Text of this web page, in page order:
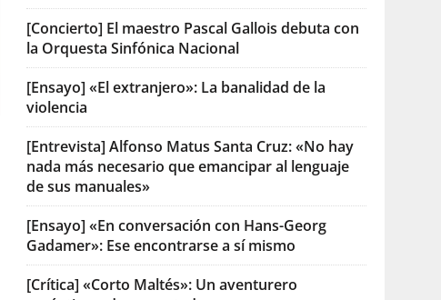
[Concierto] El maestro Pascal Gallois debuta con
la Orquesta Sinfónica Nacional
[Ensayo] «El extranjero»: La banalidad de la
violencia
[Entrevista] Alfonso Matus Santa Cruz: «No hay
nada más necesario que emancipar al lenguaje
de sus manuales»
[Ensayo] «En conversación con Hans-Georg
Gadamer»: Ese encontrarse a sí mismo
[Crítica] «Corto Maltés»: Un aventurero